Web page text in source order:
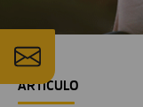
ARTÍCULO